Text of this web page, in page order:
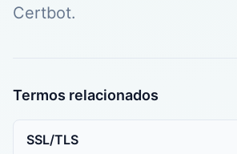
Certbot.
Termos relacionados
SSL/TLS